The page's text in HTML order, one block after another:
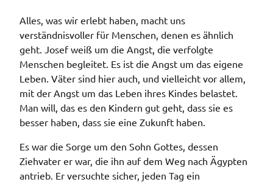
Alles, was wir erlebt haben, macht uns
verständnisvoller für Menschen, denen es ähnlich
geht. Josef weiß um die Angst, die verfolgte
Menschen begleitet. Es ist die Angst um das eigene
Leben. Väter sind hier auch, und vielleicht vor allem,
mit der Angst um das Leben ihres Kindes belastet.
Man will, das es den Kindern gut geht, dass sie es
besser haben, dass sie eine Zukunft haben.
Es war die Sorge um den Sohn Gottes, dessen
Ziehvater er war, die ihn auf dem Weg nach Ägypten
antrieb. Er versuchte sicher, jeden Tag ein